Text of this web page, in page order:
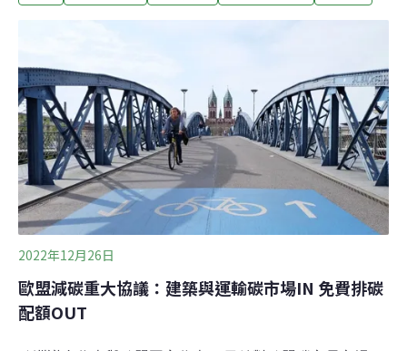
後，還要經成員國表決才算正式通過，但預期不會有太多
變數。歐盟碳交易市場逐步取消免費額度 碳權價格上漲歐
洲議會通過的這一連串法案都是歐盟大規模氣候變遷計畫
「55套案」（Fit for 55）的一部分，要在2030年讓溫室氣
體淨排放量比1990年減少55%。歐盟碳交易市場的改革
上，歐洲議會以 413票贊成、167票反對和57票棄權高票
通過。碳交易市場主要管制的是發電業跟工廠。根據污染
者付費
2022年12月26日
歐盟減碳重大協議：建築與運輸碳市場IN 免費排碳
配額OUT